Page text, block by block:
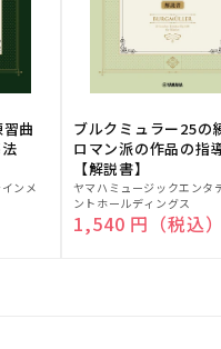
曲
ンメ
ブルクミュラー25の
ロマン派の作品の指
【解説書】
販
売
元:
ヤマハミュージックエンタ
ントホールディングス
通常価格
1,540 円（税込）